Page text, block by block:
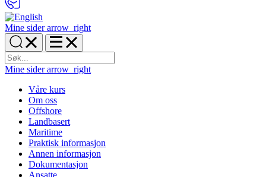
Mine sider arrow_right
Mine sider arrow_right
Våre kurs
Om oss
Offshore
Landbasert
Maritime
Praktisk informasjon
Annen informasjon
Dokumentasjon
Ansatte